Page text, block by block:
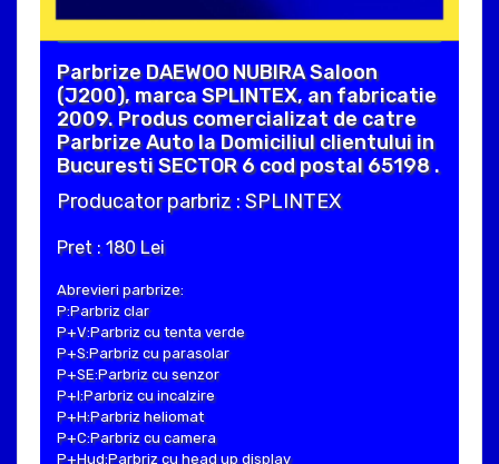
Parbrize DAEWOO NUBIRA Saloon
(J200), marca SPLINTEX, an fabricatie
2009. Produs comercializat de catre
Parbrize Auto la Domiciliul clientului in
Bucuresti SECTOR 6 cod postal 65198 .
Producator parbriz : SPLINTEX
Pret : 180 Lei
Abrevieri parbrize:
P:Parbriz clar
P+V:Parbriz cu tenta verde
P+S:Parbriz cu parasolar
P+SE:Parbriz cu senzor
P+I:Parbriz cu incalzire
P+H:Parbriz heliomat
P+C:Parbriz cu camera
P+Hud:Parbriz cu head up display